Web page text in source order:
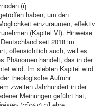
(ἡ
haben, um den
einzuräumen, effektiv
(Kapitel VI). Hinweise
seit 2018 im
offensichtlich auch, weil es
Phänomen handelt, das in der
wird. Im siebten Kapitel wird
theologische Aufruhr
zweiten Jahrhundert in der
Meinungen geführt hat,